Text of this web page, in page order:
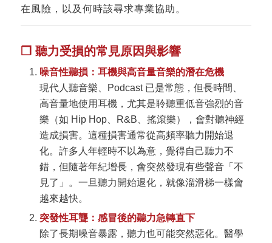
在風險，以及何時該尋求專業協助。
❐ 聽力受損的常見原因與影響
噪音性聽損：耳機與高音量音樂的潛在危機
現代人聽音樂、Podcast 已是常態，但長時間、
高音量地使用耳機，尤其是聆聽重低音強烈的音
樂（如 Hip Hop、R&B、搖滾樂），會對聽神經
造成損害。這種損害通常從高頻率聽力開始退
化。許多人年輕時不以為意，覺得自己聽力不
錯，但隨著年紀增長，會突然發現有些聲音「不
見了」。一旦聽力開始退化，就像溜滑梯一樣會
越來越快。
突發性耳聾：感冒後的聽力急轉直下
除了長期噪音暴露，聽力也可能突然惡化。醫學